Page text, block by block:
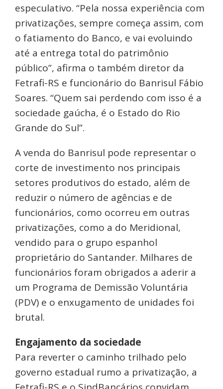
especulativo. “Pela nossa experiência com
privatizações, sempre começa assim, com
o fatiamento do Banco, e vai evoluindo
até a entrega total do patrimônio
público”, afirma o também diretor da
Fetrafi-RS e funcionário do Banrisul Fábio
Soares. “Quem sai perdendo com isso é a
sociedade gaúcha, é o Estado do Rio
Grande do Sul”.
A venda do Banrisul pode representar o
corte de investimento nos principais
setores produtivos do estado, além de
reduzir o número de agências e de
funcionários, como ocorreu em outras
privatizações, como a do Meridional,
vendido para o grupo espanhol
proprietário do Santander. Milhares de
funcionários foram obrigados a aderir a
um Programa de Demissão Voluntária
(PDV) e o enxugamento de unidades foi
brutal.
Engajamento da sociedade
Para reverter o caminho trilhado pelo
governo estadual rumo a privatização, a